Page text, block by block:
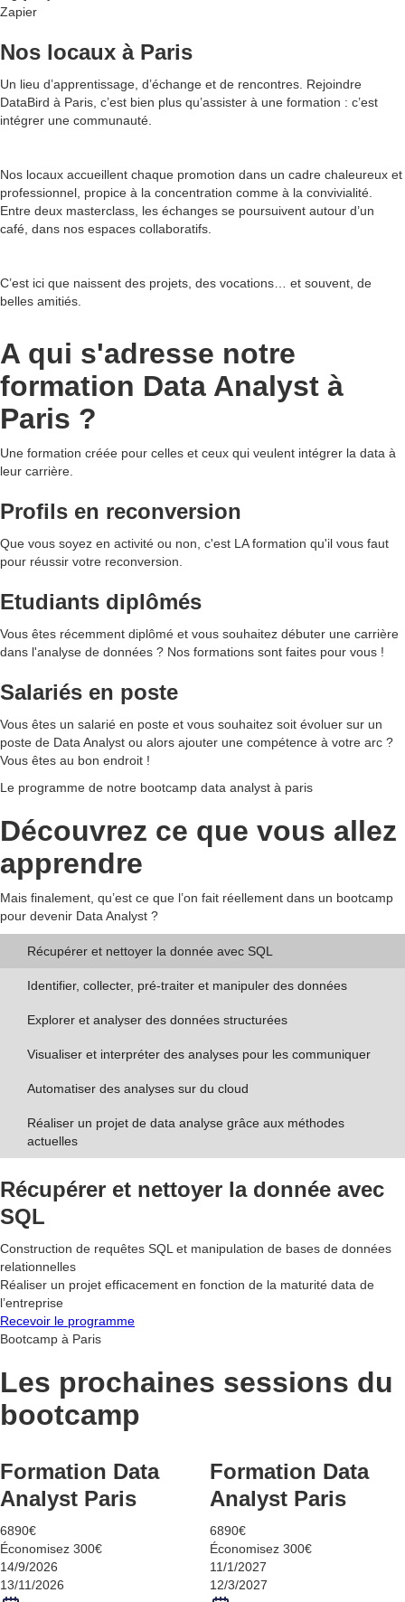
Zapier
Nos locaux à Paris
Un lieu d’apprentissage, d’échange et de rencontres. Rejoindre
DataBird à Paris, c’est bien plus qu’assister à une formation : c’est
intégrer une communauté.‍
Nos locaux accueillent chaque promotion dans un cadre chaleureux et
professionnel, propice à la concentration comme à la convivialité.
Entre deux masterclass, les échanges se poursuivent autour d’un
café, dans nos espaces collaboratifs.‍
C’est ici que naissent des projets, des vocations… et souvent, de
belles amitiés.
A qui s'adresse notre
formation Data Analyst à
Paris ?
Une formation créée pour celles et ceux qui veulent intégrer la data à
leur carrière.
Profils en reconversion
Que vous soyez en activité ou non, c'est LA formation qu'il vous faut
pour réussir votre reconversion.
Etudiants diplômés
Vous êtes récemment diplômé et vous souhaitez débuter une carrière
dans l'analyse de données ? Nos formations sont faites pour vous !
Salariés en poste
Vous êtes un salarié en poste et vous souhaitez soit évoluer sur un
poste de Data Analyst ou alors ajouter une compétence à votre arc ?
Vous êtes au bon endroit !
Le programme de notre bootcamp data analyst à paris
Découvrez ce que vous allez
apprendre
Mais finalement, qu’est ce que l’on fait réellement dans un bootcamp
pour devenir Data Analyst ?
Récupérer et nettoyer la donnée avec SQL
Identifier, collecter, pré-traiter et manipuler des données
Explorer et analyser des données structurées
Visualiser et interpréter des analyses pour les communiquer
Automatiser des analyses sur du cloud
Réaliser un projet de data analyse grâce aux méthodes
actuelles
Récupérer et nettoyer la donnée avec
SQL
Construction de requêtes SQL et manipulation de bases de données
relationnelles
Réaliser un projet efficacement en fonction de la maturité data de
l’entreprise
Recevoir le programme
Bootcamp à Paris
Les prochaines sessions du
bootcamp
Formation Data
Analyst Paris
6890€
Économisez 300€
14/9/2026
13/11/2026
Formation Data
Analyst Paris
6890€
Économisez 300€
11/1/2027
12/3/2027